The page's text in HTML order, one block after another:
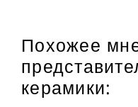
Похожее
керамики: